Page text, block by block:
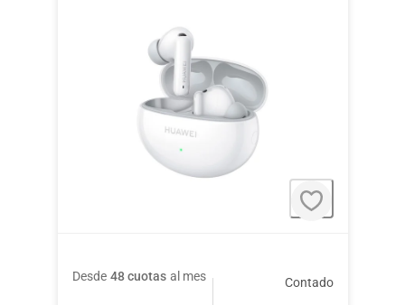
Desde 48 cuotas al mes Contado